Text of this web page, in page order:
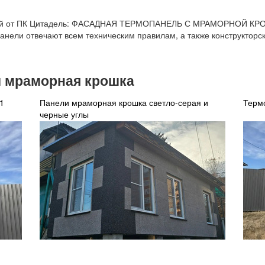
от ПК Цитадель: ФАСАДНАЯ ТЕРМОПАНЕЛЬ С МРАМОРНОЙ
отвечают всем техническим правилам, а также
крошка
Панели мраморная крошка светло-серая и
черные углы